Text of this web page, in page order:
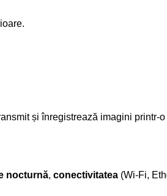
și înregistrează imagini printr-o
nocturnă, conectivitatea (Wi-Fi,